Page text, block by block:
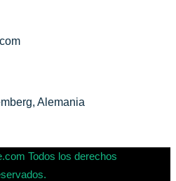
Alemania
Todos los derechos